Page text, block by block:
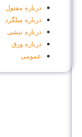
درباره مفتول
درباره میلگرد
درباره نبشی
درباره ورق
عمومی